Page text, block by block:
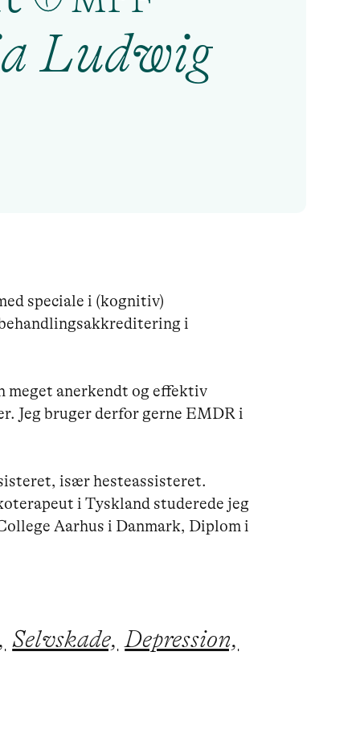
Ludwig
speciale i (kognitiv)
i
meget anerkendt og effektiv
Jeg bruger derfor gerne EMDR i
især hesteassisteret.
i Tyskland studerede jeg
Aarhus i Danmark, Diplom i
Selvskade, Depression,